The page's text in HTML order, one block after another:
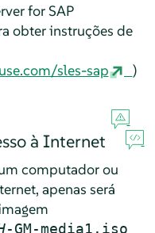
for SAP
obter instruções de
sles-sap
)
à Internet
computador ou
apenas será
-GM-media1.iso